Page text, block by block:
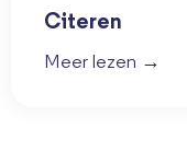
Citeren
Meer lezen →